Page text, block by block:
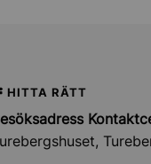
HITTA RÄTT